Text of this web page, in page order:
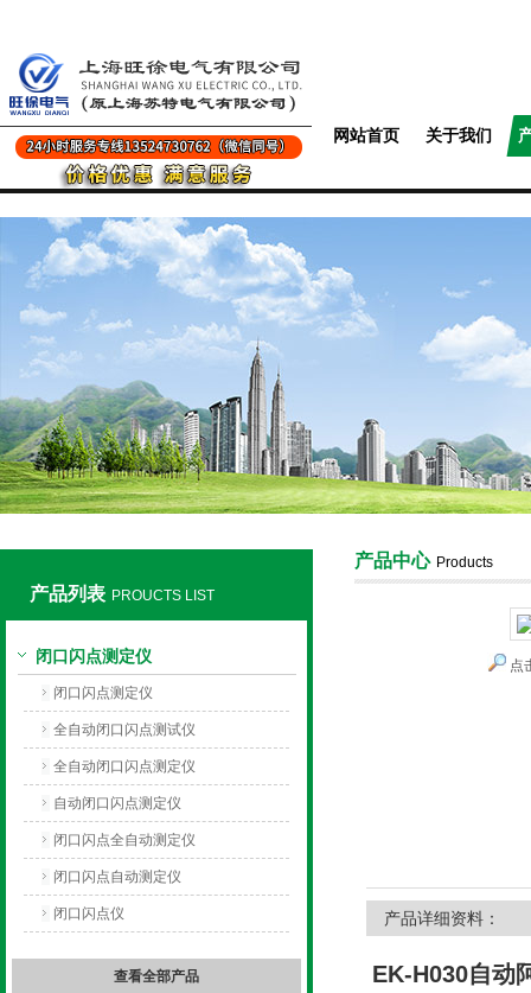
网站首页 关于我们
产品列表 PROUCTS LIST
闭口闪点测定仪
闭口闪点测定仪
全自动闭口闪点测试仪
全自动闭口闪点测定仪
自动闭口闪点测定仪
闭口闪点全自动测定仪
闭口闪点自动测定仪
闭口闪点仪
查看全部产品
产品中心 Products
点
产品详细资料：
EK-H030自动